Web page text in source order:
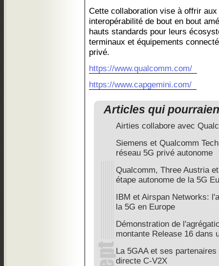
Cette collaboration vise à offrir
interopérabilité de bout en bout
hauts standards pour leurs
terminaux et équipements
privé.
https://www.qualcomm.com/
https://www.capgemini.com/
Articles qui
Airties collabore avec
Siemens et Qualcomm
réseau 5G privé autonome
Qualcomm, Three Austria
étape autonome de la 5G
IBM et Airspan Networks:
la 5G en Europe
Démonstration de
montante Release 16 dans
La 5GAA et ses
directe C-V2X